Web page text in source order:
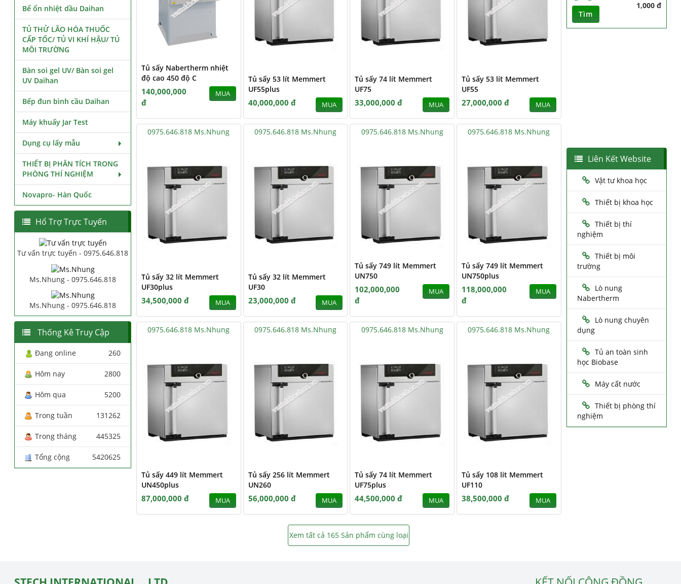
Tủ sấy Nabertherm nhiệt
độ cao 450 độ C
140,000,000
đ
MUA
Tủ sấy 53 lít Memmert
UF55plus
40,000,000 đ MUA
Tủ sấy 74 lít Memmert
UF75
33,000,000 đ MUA
Tủ sấy 53 lít Memmert
UF55
27,000,000 đ MUA
0975.646.818 Ms.Nhung
Tủ sấy 32 lít Memmert
UF30plus
34,500,000 đ MUA
0975.646.818 Ms.Nhung
Tủ sấy 32 lít Memmert
UF30
23,000,000 đ MUA
0975.646.818 Ms.Nhung
Tủ sấy 749 lít Memmert
UN750
102,000,000
đ
MUA
0975.646.818 Ms.Nhung
Tủ sấy 749 lít Memmert
UN750plus
118,000,000
đ
MUA
0975.646.818 Ms.Nhung
Tủ sấy 449 lít Memmert
UN450plus
87,000,000 đ MUA
0975.646.818 Ms.Nhung
Tủ sấy 256 lít Memmert
UN260
56,000,000 đ MUA
0975.646.818 Ms.Nhung
Tủ sấy 74 lít Memmert
UF75plus
44,500,000 đ MUA
0975.646.818 Ms.Nhung
Tủ sấy 108 lít Memmert
UF110
38,500,000 đ MUA
Xem tất cả 165 Sản phẩm cùng loại
Bể ổn nhiệt dầu Daihan
TỦ THỬ LÃO HÓA THUỐC
CẤP TỐC/ TỦ VI KHÍ HẬU/ TỦ
MÔI TRƯỜNG
Bàn soi gel UV/ Bàn soi gel
UV Daihan
Bếp đun bình cầu Daihan
Máy khuấy Jar Test
Dụng cụ lấy mẫu
THIẾT BỊ PHÂN TÍCH TRONG
PHÒNG THÍ NGHIỆM
Novapro- Hàn Quốc
Hổ Trợ Trực Tuyến
Tư vấn trực tuyến - 0975.646.818
Ms.Nhung - 0975.646.818
Ms.Nhung - 0975.646.818
Thống Kê Truy Cập
Đang online 260
Hôm nay 2800
Hôm qua 5200
Trong tuần 131262
Trong tháng 445325
Tổng cộng 5420625
1,000 đ
Tìm
Liên Kết Website
Vật tư khoa học
Thiết bị khoa học
Thiết bị thí
nghiệm
Thiết bị môi
trường
Lò nung
Nabertherm
Lò nung chuyên
dụng
Tủ an toàn sinh
học Biobase
Máy cất nước
Thiết bị phòng thí
nghiệm